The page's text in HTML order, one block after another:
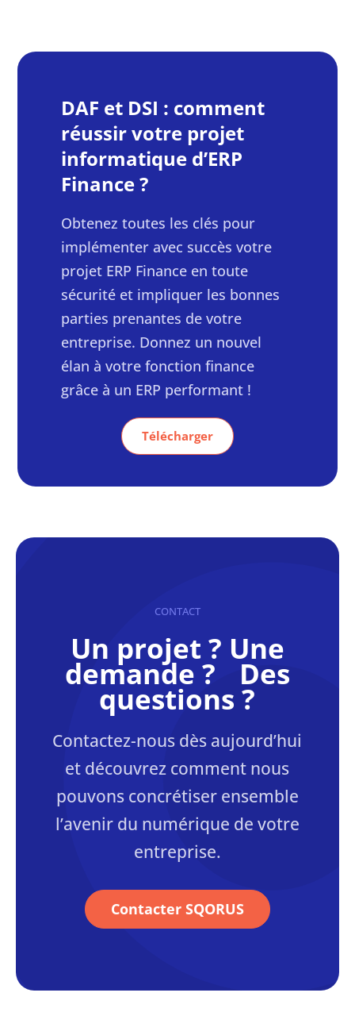
DAF et DSI : comment
réussir votre projet
informatique d’ERP
Finance ?
Obtenez toutes les clés pour
implémenter avec succès votre
projet ERP Finance en toute
sécurité et impliquer les bonnes
parties prenantes de votre
entreprise. Donnez un nouvel
élan à votre fonction finance
grâce à un ERP performant !
Télécharger
CONTACT
Un projet ? Une
demande ? Des
questions ?
Contactez-nous dès aujourd’hui
et découvrez comment nous
pouvons concrétiser ensemble
l’avenir du numérique de votre
entreprise.
Contacter SQORUS